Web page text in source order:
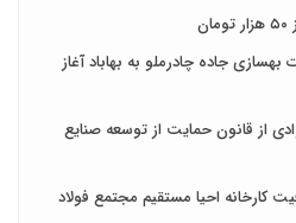
بهسازی جاده چادرملو به بهاباد آغاز
از قانون حمایت از توسعه صنایع
کارخانه احیا مستقیم مجتمع فولاد